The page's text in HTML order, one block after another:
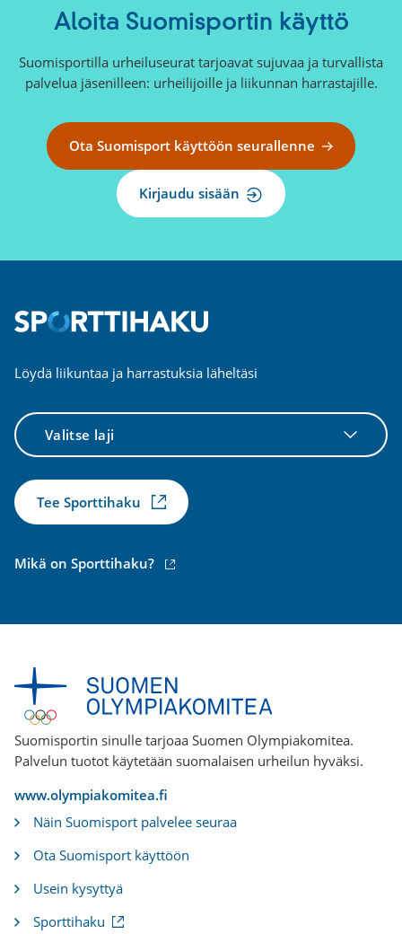
Aloita Suomisportin käyttö
Suomisportilla urheiluseurat tarjoavat sujuvaa ja turvallista
palvelua jäsenilleen: urheilijoille ja liikunnan harrastajille.
Ota Suomisport käyttöön seurallenne
Kirjaudu sisään
Löydä liikuntaa ja harrastuksia läheltäsi
Valitse
laji
Tee Sporttihaku
Mikä on Sporttihaku? (ulkoinen
Suomisportin sinulle tarjoaa Suomen Olympiakomitea.
Palvelun tuotot käytetään suomalaisen urheilun hyväksi.
www.olympiakomitea.fi
Näin Suomisport palvelee seuraa
Ota Suomisport käyttöön
Usein kysyttyä
Sporttihaku(